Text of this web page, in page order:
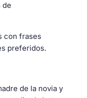
de
con frases
preferidos.
de la novia y